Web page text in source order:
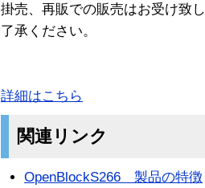
掛売、再販での販売はお受け致
了承ください。
詳細はこちら
関連リンク
OpenBlockS266 製品の特徴